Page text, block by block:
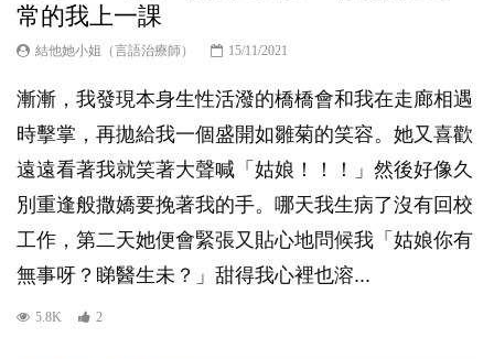
常的我上一課
結他她小姐（言語治療師） 15/11/2021
漸漸，我發現本身生性活潑的橋橋會和我在走廊相遇
時擊掌，再拋給我一個盛開如雛菊的笑容。她又喜歡
遠遠看著我就笑著大聲喊「姑娘！！！」然後好像久
別重逢般撒嬌要挽著我的手。哪天我生病了沒有回校
工作，第二天她便會緊張又貼心地問候我「姑娘你有
無事呀？睇醫生未？」甜得我心裡也溶...
5.8K 2